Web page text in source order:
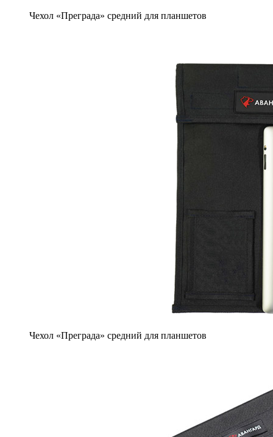
Чехол «Преграда» средний для планшетов
Чехол «Преграда» средний для планшетов